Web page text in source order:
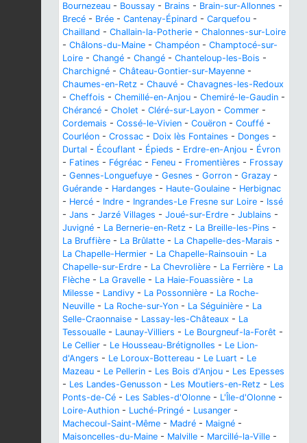
Bournezeau - Boussay - Brains - Brain-sur-Allonnes -
Brecé - Brée - Cantenay-Épinard - Carquefou -
Chailland - Challain-la-Potherie - Chalonnes-sur-Loire
- Châlons-du-Maine - Champéon - Champtocé-sur-
Loire - Changé - Changé - Chanteloup-les-Bois -
Charchigné - Château-Gontier-sur-Mayenne -
Chaumes-en-Retz - Chauvé - Chavagnes-les-Redoux
- Cheffois - Chemillé-en-Anjou - Chemiré-le-Gaudin -
Chérancé - Cholet - Cléré-sur-Layon - Commer -
Cordemais - Cossé-le-Vivien - Couëron - Couffé -
Courléon - Crossac - Doix lès Fontaines - Donges -
Durtal - Écouflant - Épieds - Erdre-en-Anjou - Évron
- Fatines - Fégréac - Feneu - Fromentières - Frossay
- Gennes-Longuefuye - Gesnes - Gorron - Grazay -
Guérande - Hardanges - Haute-Goulaine - Herbignac
- Hercé - Indre - Ingrandes-Le Fresne sur Loire - Issé
- Jans - Jarzé Villages - Joué-sur-Erdre - Jublains -
Juvigné - La Bernerie-en-Retz - La Breille-les-Pins -
La Bruffière - La Brûlatte - La Chapelle-des-Marais -
La Chapelle-Hermier - La Chapelle-Rainsouin - La
Chapelle-sur-Erdre - La Chevrolière - La Ferrière - La
Flèche - La Gravelle - La Haie-Fouassière - La
Milesse - Landivy - La Possonnière - La Roche-
Neuville - La Roche-sur-Yon - La Séguinière - La
Selle-Craonnaise - Lassay-les-Châteaux - La
Tessoualle - Launay-Villiers - Le Bourgneuf-la-Forêt -
Le Cellier - Le Housseau-Brétignolles - Le Lion-
d'Angers - Le Loroux-Bottereau - Le Luart - Le
Mazeau - Le Pellerin - Les Bois d'Anjou - Les Epesses
- Les Landes-Genusson - Les Moutiers-en-Retz - Les
Ponts-de-Cé - Les Sables-d'Olonne - L'Île-d'Olonne -
Loire-Authion - Luché-Pringé - Lusanger -
Machecoul-Saint-Même - Madré - Maigné -
Maisoncelles-du-Maine - Malville - Marcillé-la-Ville -